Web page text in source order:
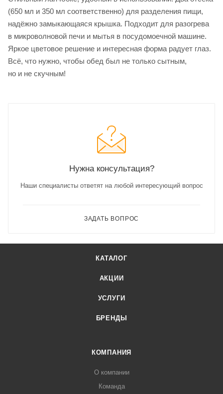
(650 мл и 350 мл соответственно) для разделения пищи,
надёжно замыкающаяся крышка. Подходит для разогрева
в микроволновой печи и мытья в посудомоечной машине.
Яркое цветовое решение и интересная форма радует глаз.
Всё, что нужно, чтобы обед был не только сытным,
но и не скучным!
Нужна консультация?
Наши специалисты ответят на любой интересующий вопрос
ЗАДАТЬ ВОПРОС
КАТАЛОГ
АКЦИИ
УСЛУГИ
БРЕНДЫ
КОМПАНИЯ
О компании
Команда